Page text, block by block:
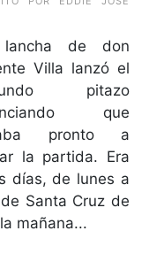
de don
Villa lanzó el
pitazo
que
pronto a
la partida. Era
días, de lunes a
Santa Cruz de
mañana...